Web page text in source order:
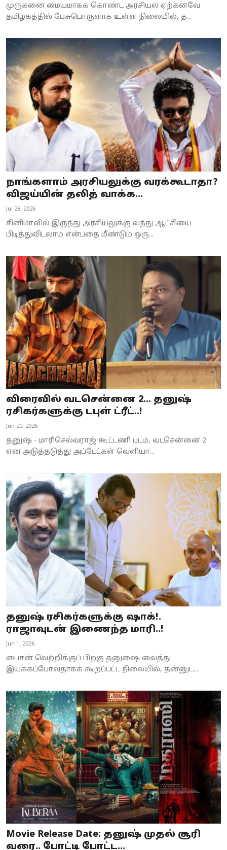
முருகனை மையமாகக் கொண்ட அரசியல் ஏற்கனவே
தமிழகத்தில் பேசுபொருளாக உள்ள நிலையில், த...
நாங்களாம் அரசியலுக்கு வரக்கூடாதா?
விஜய்யின் தலித் வாக்க...
Jul 28, 2026
சினிமாவில் இருந்து அரசியலுக்கு வந்து ஆட்சியை
பிடித்துவிடலாம் என்பதை மீண்டும் ஒரு...
விரைவில் வடசென்னை 2… தனுஷ்
ரசிகர்களுக்கு டபுள் ட்ரீட்..!
Jun 20, 2026
தனுஷ் - மாரிசெல்வராஜ் கூட்டணி படம், வடசென்னை 2
என அடுத்தடுத்து அப்டேட்கள் வெளியா...
தனுஷ் ரசிகர்களுக்கு ஷாக்!.
ராஜாவுடன் இணைந்த மாரி..!
Jun 1, 2026
பைசன் வெற்றிக்குப் பிறகு தனுஷை வைத்து
இயக்கப்போவதாகக் கூறப்பட்ட நிலையில், தன்னுட...
Movie Release Date: தனுஷ் முதல் சூரி
வரை.. போட்டி போட்ட...